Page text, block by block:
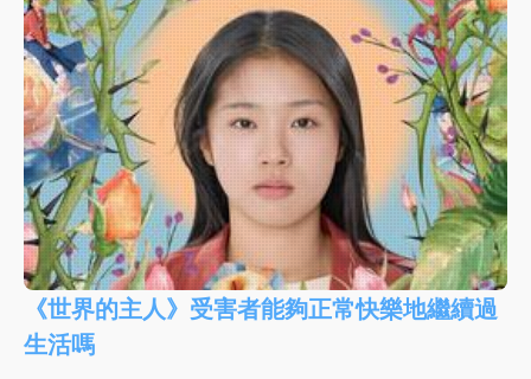
《世界的主人》受害者能夠正常快樂地繼續過
生活嗎